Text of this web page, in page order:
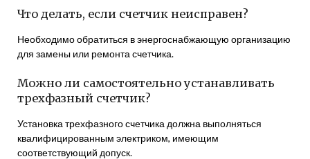
Что делать, если счетчик неисправен?
Необходимо обратиться в энергоснабжающую организацию
для замены или ремонта счетчика.
Можно ли самостоятельно устанавливать
трехфазный счетчик?
Установка трехфазного счетчика должна выполняться
квалифицированным электриком, имеющим
соответствующий допуск.